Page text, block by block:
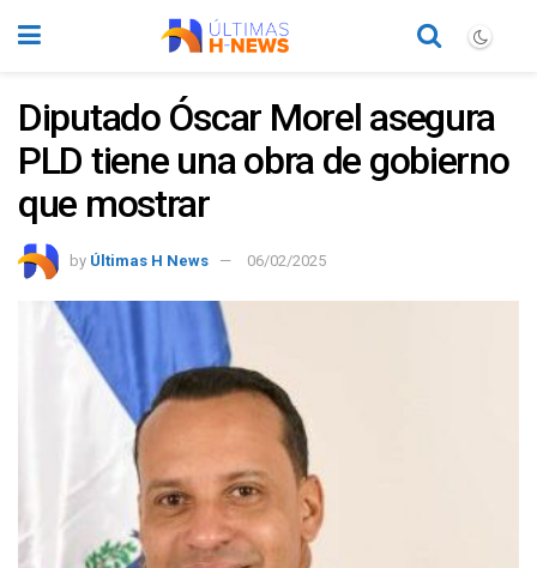
Diputado Óscar Morel asegura
PLD tiene una obra de gobierno
que mostrar
by Últimas H News 06/02/2025